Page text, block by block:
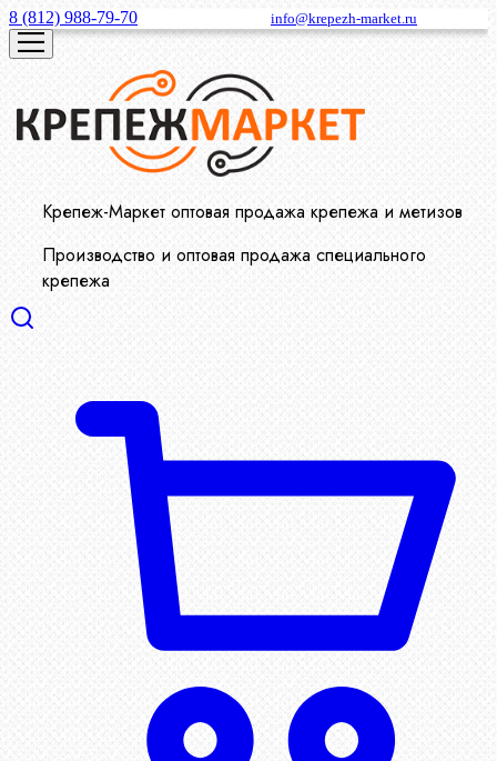
8 (812) 988-79-70 info@krepezh-market.ru
Крепеж-Маркет оптовая продажа крепежа и метизов
Производство и оптовая продажа специального
крепежа